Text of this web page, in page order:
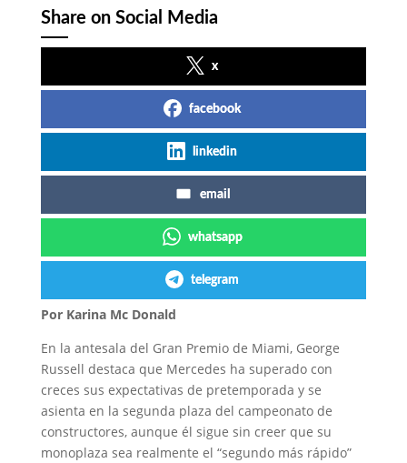
Share on Social Media
x
facebook
linkedin
email
whatsapp
telegram
Por Karina Mc Donald
En la antesala del Gran Premio de Miami, George
Russell destaca que Mercedes ha superado con
creces sus expectativas de pretemporada y se
asienta en la segunda plaza del campeonato de
constructores, aunque él sigue sin creer que su
monoplaza sea realmente el “segundo más rápido”